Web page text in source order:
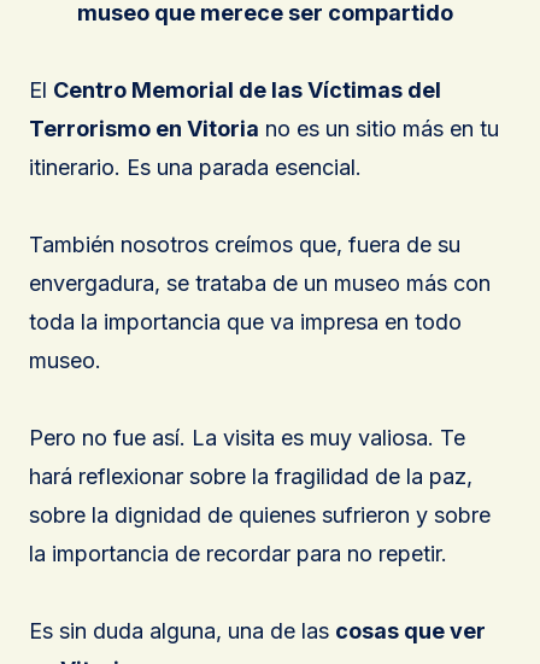
museo que merece ser compartido
El Centro Memorial de las Víctimas del
Terrorismo en Vitoria no es un sitio más en tu
itinerario. Es una parada esencial.
También nosotros creímos que, fuera de su
envergadura, se trataba de un museo más con
toda la importancia que va impresa en todo
museo.
Pero no fue así. La visita es muy valiosa. Te
hará reflexionar sobre la fragilidad de la paz,
sobre la dignidad de quienes sufrieron y sobre
la importancia de recordar para no repetir.
Es sin duda alguna, una de las cosas que ver